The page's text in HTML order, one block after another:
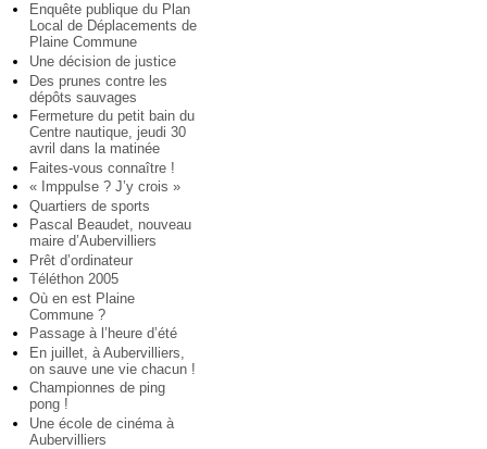
Enquête publique du Plan
Local de Déplacements de
Plaine Commune
Une décision de justice
Des prunes contre les
dépôts sauvages
Fermeture du petit bain du
Centre nautique, jeudi 30
avril dans la matinée
Faites-vous connaître !
« Imppulse ? J’y crois »
Quartiers de sports
Pascal Beaudet, nouveau
maire d’Aubervilliers
Prêt d’ordinateur
Téléthon 2005
Où en est Plaine
Commune ?
Passage à l’heure d’été
En juillet, à Aubervilliers,
on sauve une vie chacun !
Championnes de ping
pong !
Une école de cinéma à
Aubervilliers